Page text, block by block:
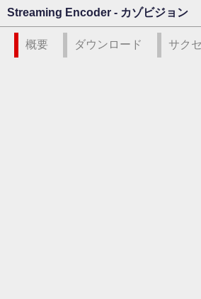
Streaming Encoder - カゾビジョン
概要 ダウンロード サク